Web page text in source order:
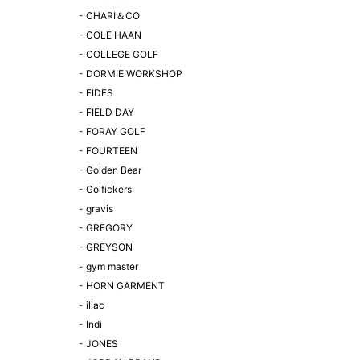
- CHARI＆CO
- COLE HAAN
- COLLEGE GOLF
- DORMIE WORKSHOP
- FIDES
- FIELD DAY
- FORAY GOLF
- FOURTEEN
- Golden Bear
- Golfickers
- gravis
- GREGORY
- GREYSON
- gym master
- HORN GARMENT
- iliac
- Indi
- JONES